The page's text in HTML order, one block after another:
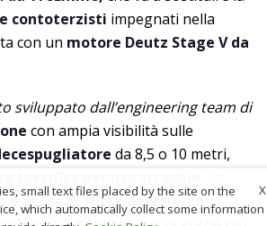
contoterzisti impegnati nella
con un motore Deutz Stage V da
sviluppato dall’engineering team di
con ampia visibilità sulle
da 8,5 o 10 metri,
e prese di forza anteriori e
X
small text files placed by the site on the
which automatically collect some information